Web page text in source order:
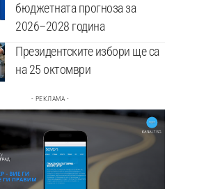
бюджетната прогноза за
2026–2028 година
Президентските избори ще са
на 25 октомври
- РЕКЛАМА -